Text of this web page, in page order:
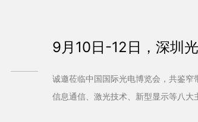
9月10日-12日，深圳
诚邀莅临中国国际光电博览会，共鉴
信息通信、激光技术、新型显示等八大